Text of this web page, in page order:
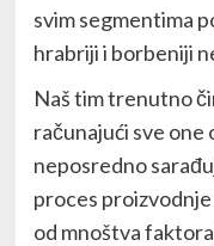
svim segmentima
hrabriji i borbeniji
Naš tim trenutno
računajući sve one
neposredno
proces
od mnoštva